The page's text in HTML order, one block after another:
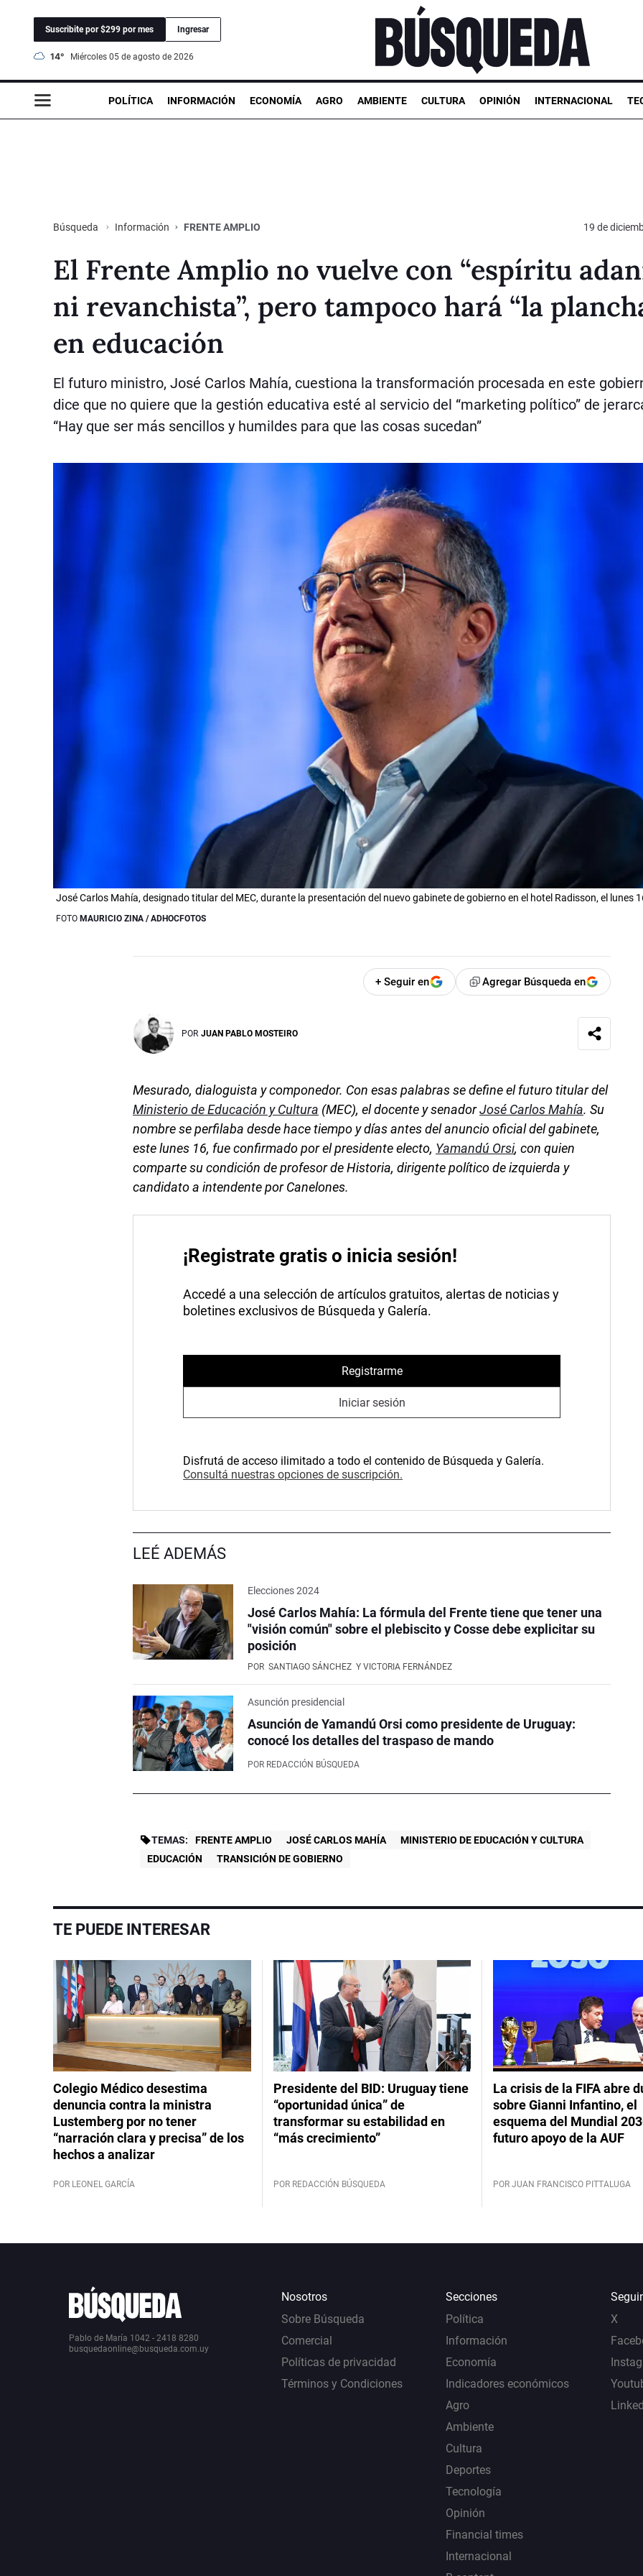
Suscribite por $299 por mes Ingresar
14° miércoles 05 de agosto de 2026
POLÍTICA INFORMACIÓN ECONOMÍA AGRO AMBIENTE CULTURA OPINIÓN INTERNACIONAL
Búsqueda Información FRENTE AMPLIO 19 de
El Frente Amplio no vuelve con “espíritu
ni revanchista”, pero tampoco hará “la
en educación
El futuro ministro, José Carlos Mahía, cuestiona la transformación procesada en este
dice que no quiere que la gestión educativa esté al servicio del “marketing político” de
“Hay que ser más sencillos y humildes para que las cosas sucedan”
José Carlos Mahía, designado titular del MEC, durante la presentación del nuevo gabinete de gobierno en el hotel Radisson, el lunes
FOTO MAURICIO ZINA / ADHOCFOTOS
+ Seguir en Agregar Búsqueda en
POR JUAN PABLO MOSTEIRO
Mesurado, dialoguista y componedor. Con esas palabras se define el futuro titular del
Ministerio de Educación y Cultura (MEC), el docente y senadorJosé Carlos Mahía. Su
nombre se perfilaba desde hace tiempo y días antes del anuncio oficial del gabinete,
este lunes 16, fue confirmado por el presidente electo, Yamandú Orsi, con quien
comparte su condición de profesor de Historia, dirigente político de izquierda y
candidato a intendente por Canelones.
¡Registrate gratis o inicia sesión!
Accedé a una selección de artículos gratuitos, alertas de noticias y
boletines exclusivos de Búsqueda y Galería.
Registrarme
Iniciar sesión
Disfrutá de acceso ilimitado a todo el contenido de Búsqueda y Galería.
Consultá nuestras opciones de suscripción.
LEÉ ADEMÁS
Elecciones 2024
José Carlos Mahía: La fórmula del Frente tiene que tener una
"visión común" sobre el plebiscito y Cosse debe explicitar su
posición
POR SANTIAGO SÁNCHEZ Y VICTORIA FERNÁNDEZ
Asunción presidencial
Asunción de Yamandú Orsi como presidente de Uruguay:
conocé los detalles del traspaso de mando
POR REDACCIÓN BÚSQUEDA
TEMAS: FRENTE AMPLIO JOSÉ CARLOS MAHÍA
MINISTERIO DE EDUCACIÓN Y CULTURA
EDUCACIÓN
TRANSICIÓN DE GOBIERNO
TE PUEDE INTERESAR
Colegio Médico desestima
denuncia contra la ministra
Lustemberg por no tener
“narración clara y precisa” de los
hechos a analizar
POR LEONEL GARCÍA
Presidente del BID: Uruguay tiene
“oportunidad única” de
transformar su estabilidad en
“más crecimiento”
POR REDACCIÓN BÚSQUEDA
La crisis de la FIFA abre
sobre Gianni Infantino, el
esquema del Mundial
futuro apoyo de la AUF
POR JUAN FRANCISCO PITTALUGA
Pablo de María 1042 - 2418 8280
busquedaonline@busqueda.com.uy
Nosotros
Sobre Búsqueda
Comercial
Políticas de privacidad
Términos y Condiciones
Secciones
Política
Información
Economía
Indicadores económicos
Agro
Ambiente
Cultura
Deportes
Tecnología
Opinión
Financial times
Internacional
X